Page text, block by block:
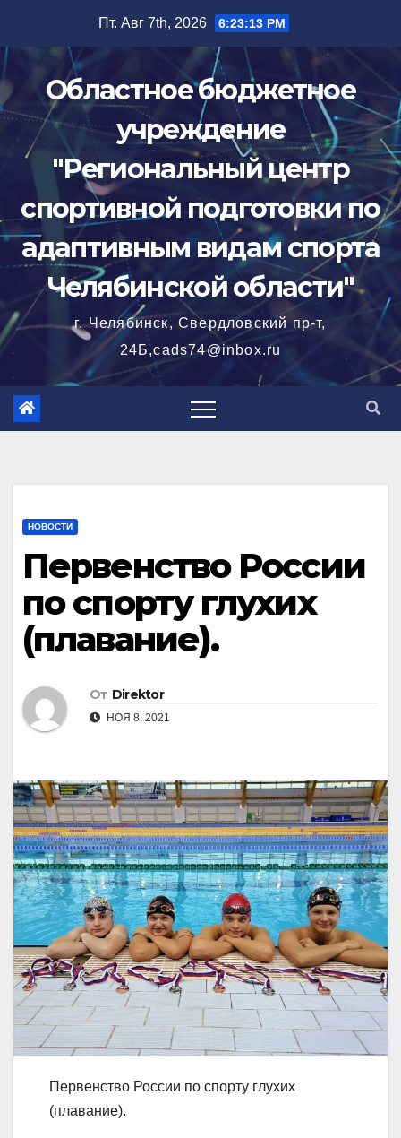
содержимому
Пт. Авг 7th, 2026 6:23:14 PM
Областное бюджетное
учреждение
"Региональный центр
спортивной подготовки по
адаптивным видам спорта
Челябинской области"
г. Челябинск, Свердловский пр-т,
24Б,cads74@inbox.ru
НОВОСТИ
Первенство России
по спорту глухих
(плавание).
От Direktor
НОЯ 8, 2021
Первенство России по спорту глухих
(плавание).